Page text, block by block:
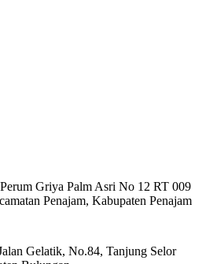
Griya Palm Asri No 12 RT 009
Penajam, Kabupaten Penajam
Gelatik, No.84, Tanjung Selor